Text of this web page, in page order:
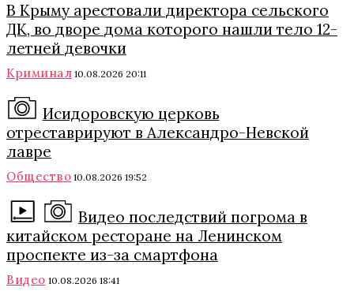
В Крыму арестовали директора сельского
ДК, во дворе дома которого нашли тело 12-
летней девочки
Криминал 10.08.2026 20:11
Исидоровскую церковь
отреставрируют в Александро-Невской
лавре
Общество 10.08.2026 19:52
Видео последствий погрома в
китайском ресторане на Ленинском
проспекте из-за смартфона
Видео 10.08.2026 18:41